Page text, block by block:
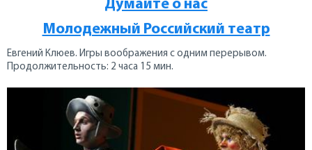
Думайте о нас
Молодежный Российский театр
Евгений Клюев. Игры воображения с одним перерывом.
Продолжительность: 2 часа 15 мин.